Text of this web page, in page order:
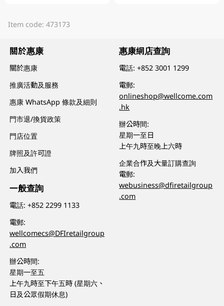
Item code: 473173
關於惠康
關於惠康
推廣活動及服務
惠康 WhatsApp 條款及細則
門市退/換貨政策
門店位置
牌照及許可證
加入我們
一般查詢
電話:+852 2299 1133
電郵:
wellcomecs@DFIretailgroup
.com
辦公時間:
星期一至五
上午九時至下午五時 (星期六、
日及公眾假期休息)
惠康網店查詢
電話:+852 3001 1299
電郵:
onlineshop@wellcome.com
.hk
辦公時間:
星期一至日
上午九時至晚上六時
企業合作及大量訂購查詢
電郵:
webusiness@dfiretailgroup
.com